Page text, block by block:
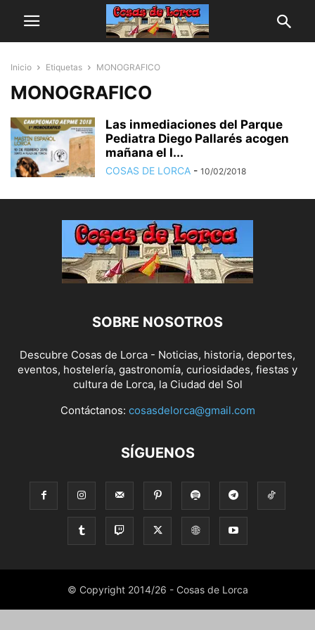
Inicio Etiquetas MONOGRAFICO
MONOGRAFICO
Las inmediaciones del Parque
Pediatra Diego Pallarés acogen
mañana el I...
COSAS DE LORCA - 10/02/2018
SOBRE NOSOTROS
Descubre Cosas de Lorca - Noticias, historia, deportes,
eventos, hostelería, gastronomía, curiosidades, fiestas y
cultura de Lorca, la Ciudad del Sol
Contáctanos: cosasdelorca@gmail.com
SÍGUENOS
© Copyright 2014/26 - Cosas de Lorca